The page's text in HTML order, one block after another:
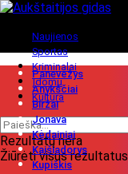
Naujienos
Sportas
Kriminalai
Įdomu
Kultūra
Rezultatų nėra
Žiūrėti visus rezultatus
Panevėžys
Anykščiai
Biržai
Jonava
Kėdainiai
Kaišiadorys
Kupiškis